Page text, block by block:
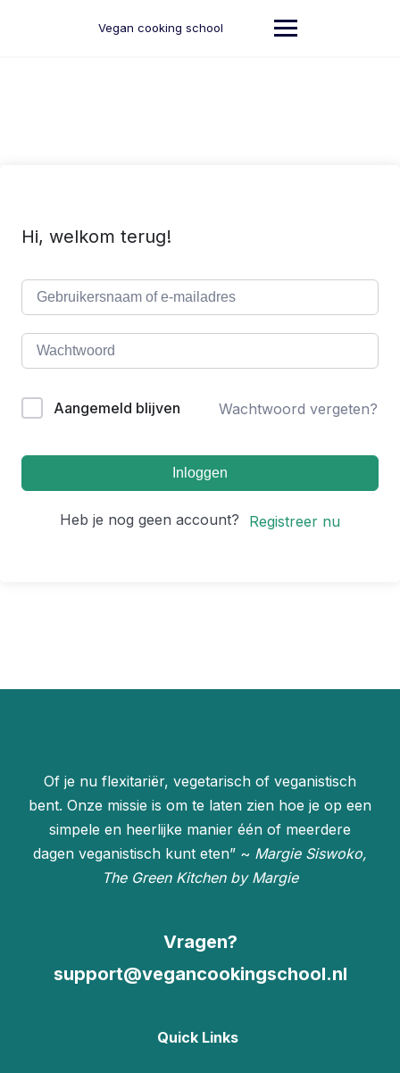
Vegan cooking school
Hi, welkom terug!
Aangemeld blijven Wachtwoord vergeten?
Inloggen
Heb je nog geen account? Registreer nu
Of je nu flexitariër, vegetarisch of veganistisch
bent. Onze missie is om te laten zien hoe je op een
simpele en heerlijke manier één of meerdere
dagen veganistisch kunt eten” ~ Margie Siswoko,
The Green Kitchen by Margie
Vragen?
support@vegancookingschool.nl
Quick Links